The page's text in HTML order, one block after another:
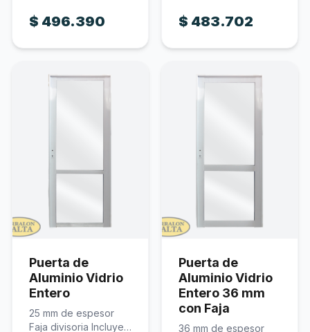
cerradura Incluye…
$ 496.390
070x200 y…
$ 483.702
Puerta de
Aluminio Vidrio
Entero
25 mm de espesor
Faja divisoria Incluye
Puerta de
Aluminio Vidrio
Entero 36 mm
con Faja
36 mm de espesor